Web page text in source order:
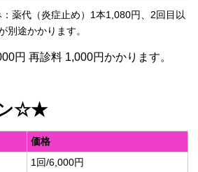
薬代（炎症止め）1本1,080円、2回目以
別途かかります。
円 再診料 1,000円かかります。
☆★
価格
1回/6,000円